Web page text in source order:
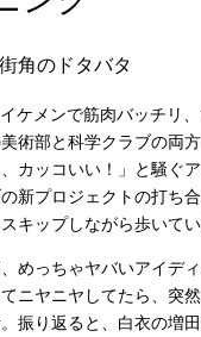
角のドタバタ
ケメンで筋肉バッチリ
術部と科学クラブの両
カッコいい！」と騒ぐ
新プロジェクトの打ち
キップしながら歩いてい
、めっちゃヤバいアイデ
ニヤニヤしてたら、突
振り返ると、白衣の増